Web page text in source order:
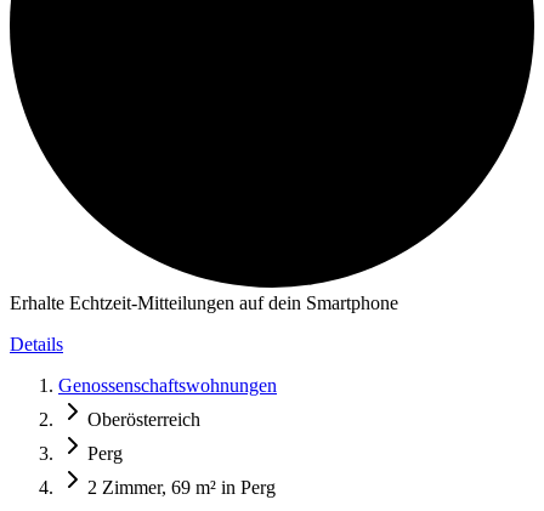
Erhalte Echtzeit-Mitteilungen auf dein Smartphone
Details
Genossenschaftswohnungen
Oberösterreich
Perg
2 Zimmer, 69 m² in Perg